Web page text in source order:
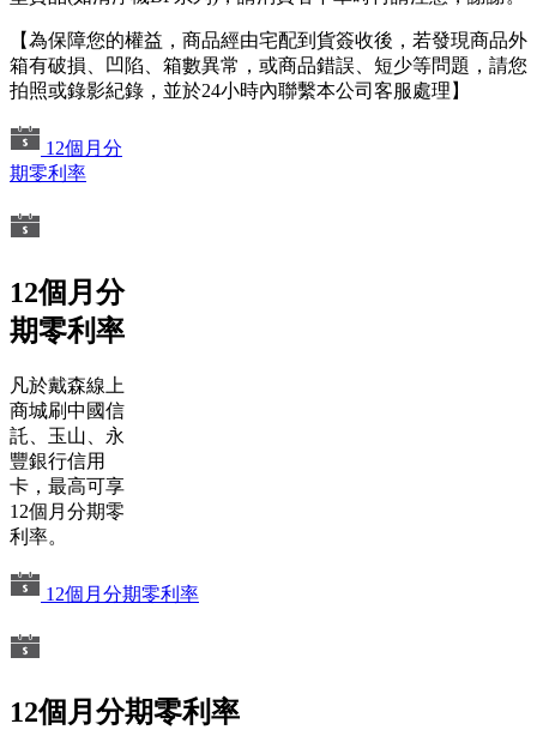
【為保障您的權益，商品經由宅配到貨簽收後，若發現商品外
箱有破損、凹陷、箱數異常，或商品錯誤、短少等問題，請您
拍照或錄影紀錄，並於24小時內聯繫本公司客服處理】
12個月分
期零利率
12個月分
期零利率
凡於戴森線上
商城刷中國信
託、玉山、永
豐銀行信用
卡，最高可享
12個月分期零
利率。
12個月分期零利率
12個月分期零利率